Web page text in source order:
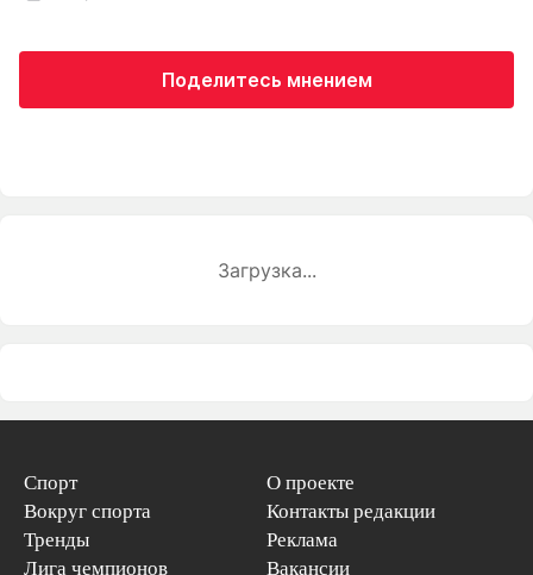
Поделитесь мнением
Загрузка...
Спорт
Вокруг спорта
Тренды
Лига чемпионов
О проекте
Контакты редакции
Реклама
Вакансии